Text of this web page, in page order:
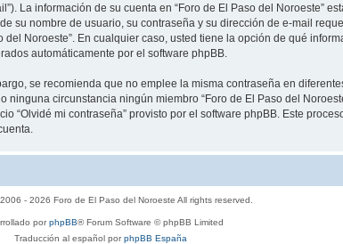
La información de su cuenta en “Foro de El Paso del Noroeste”
nombre de usuario, su contraseña y su dirección de e-mail
Noroeste”. En cualquier caso, usted tiene la opción de qué
automáticamente por el software phpBB.
se recomienda que no emplee la misma contraseña en
circunstancia ningún miembro “Foro de El Paso del
“Olvidé mi contraseña” provisto por el software phpBB. Este
- 2026 Foro de El Paso del Noroeste All rights reserved.
porphpBB® Forum Software © phpBB Limited
Traducción al español porphpBB España